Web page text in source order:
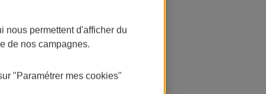
nous permettent d'afficher du
de nos campagnes.
"Paramétrer mes cookies"